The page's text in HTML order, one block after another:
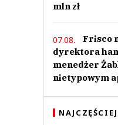
mln zł
07.08.
Frisco
dyrektora
menedżer
nietypowym